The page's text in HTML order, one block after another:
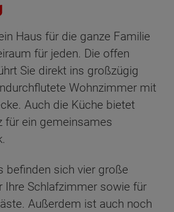
Haus für die ganze Familie
für jeden. Die offen
Sie direkt ins großzügig
Wohnzimmer mit
Auch die Küche bietet
für ein gemeinsames
befinden sich vier große
Ihre Schlafzimmer sowie für
Außerdem ist auch noch